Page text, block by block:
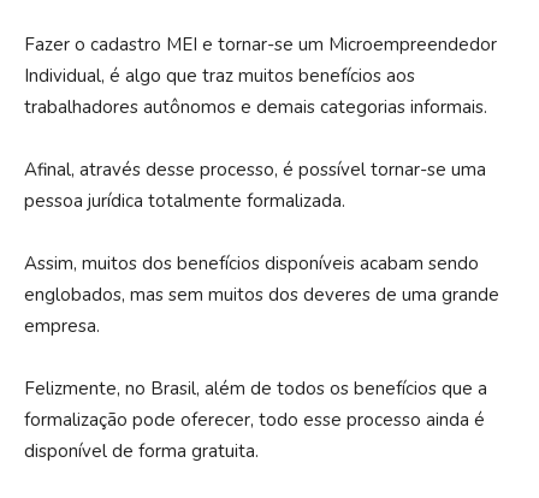
Fazer o cadastro MEI e tornar-se um Microempreendedor
Individual, é algo que traz muitos benefícios aos
trabalhadores autônomos e demais categorias informais.
Afinal, através desse processo, é possível tornar-se uma
pessoa jurídica totalmente formalizada.
Assim, muitos dos benefícios disponíveis acabam sendo
englobados, mas sem muitos dos deveres de uma grande
empresa.
Felizmente, no Brasil, além de todos os benefícios que a
formalização pode oferecer, todo esse processo ainda é
disponível de forma gratuita.